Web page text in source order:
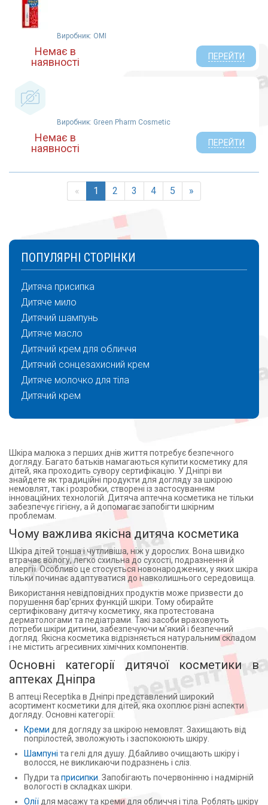
Виробник: OMI
Немає в
наявності
ПЕРЕЙТИ
Виробник: Green Pharm Cosmetic
Немає в
наявності
ПЕРЕЙТИ
« 1 2 3 4 5 »
ПОПУЛЯРНІ СТОРІНКИ
Дитяча присипка
Дитяче мило
Дитячий шампунь
Дитяче масло
Дитячий крем для обличчя
Дитячий сонцезахисний крем
Дитяче молочко для тіла
Дитячий крем
Шкіра малюка з перших днів життя потребує безпечного
догляду. Багато батьків намагаються купити косметику для
дітей, яка проходить сувору сертифікацію. У Дніпрі ви
знайдете як традиційні продукти для догляду за шкірою
немовлят, так і розробки, створені із застосуванням
інноваційних технологій. Дитяча аптечна косметика не тільки
забезпечує гігієну, а й допомагає запобігти шкірним
проблемам.
Чому важлива якісна дитяча косметика
Шкіра дітей тонша і чутливіша, ніж у дорослих. Вона швидко
втрачає вологу, легко схильна до сухості, подразнення й
алергії. Особливо це стосується новонароджених, у яких шкіра
тільки починає адаптуватися до навколишнього середовища.
Використання невідповідних продуктів може призвести до
порушення бар'єрних функцій шкіри. Тому обирайте
сертифіковану дитячу косметику, яка протестована
дерматологами та педіатрами. Такі засоби враховують
потреби шкіри дитини, забезпечуючи м'який і безпечний
догляд. Якісна косметика відрізняється натуральним складом
і не містить агресивних хімічних компонентів.
Основні категорії дитячої косметики в
аптеках Дніпра
В аптеці Receptika в Дніпрі представлений широкий
асортимент косметики для дітей, яка охоплює різні аспекти
догляду. Основні категорії:
Креми для догляду за шкірою немовлят. Захищають від
попрілостей, зволожують і заспокоюють шкіру.
Шампуні та гелі для душу. Дбайливо очищають шкіру і
волосся, не викликаючи подразнень і сліз.
Пудри таприсипки. Запобігають почервонінню і надмірній
вологості в складках шкіри.
Оліїдля масажу та креми для обличчя і тіла. Роблять шкіру